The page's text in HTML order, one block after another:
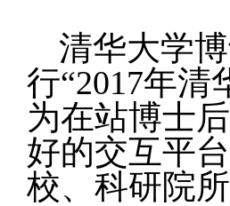
清华大学
行“2017年
为在站博士
好的交互平
校、科研院